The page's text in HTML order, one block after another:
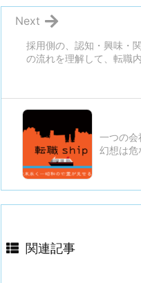
採用側の、認知・興味・
の流れを理解して、転職
Next
一つの
幻想は危
関連記事